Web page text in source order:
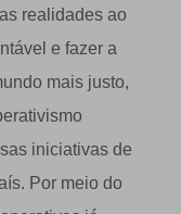
realidades ao
e fazer a
mais justo,
iniciativas de
Por meio do